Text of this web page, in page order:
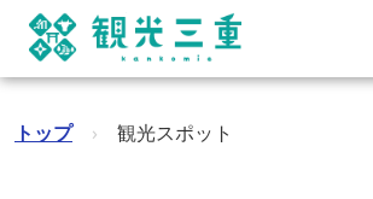
トップ › 観光スポット